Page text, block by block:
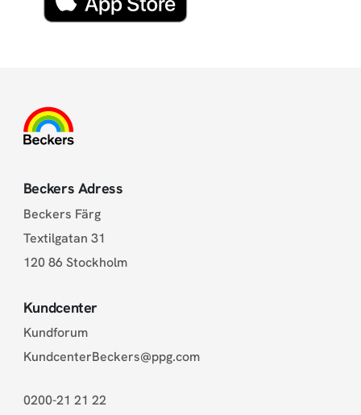
Beckers Adress
Beckers Färg
Textilgatan 31
120 86 Stockholm
Kundcenter
Kundforum
KundcenterBeckers@ppg.com
0200-21 21 22